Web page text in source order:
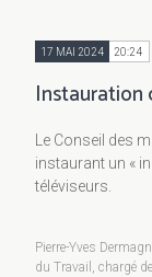
17 MAI 2024 20:24
Instauration
Le Conseil des
instaurant un «
téléviseurs.
Pierre-Yves
du Travail, chargé